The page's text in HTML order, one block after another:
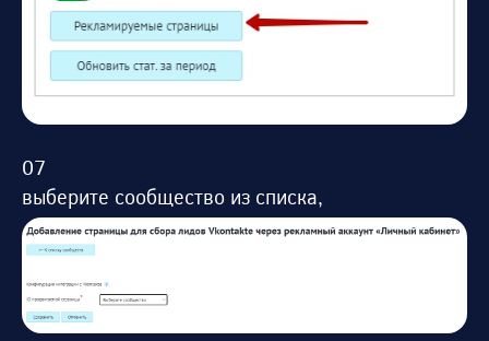
выберите сообщество из списка,